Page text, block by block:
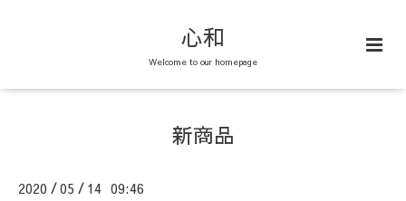
心和
Welcome to our homepage
新商品
2020 /05 / 14 09:46